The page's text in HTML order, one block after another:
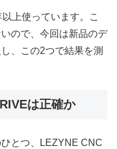
上使っています。こ
ので、今回は新品のデ
、この2つで結果を測
は正確か
とつ、LEZYNE CNC